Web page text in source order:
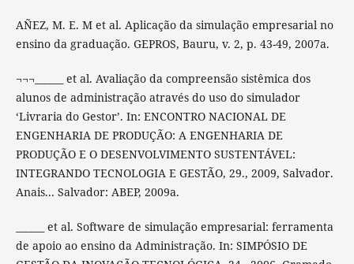
AÑEZ, M. E. M et al. Aplicação da simulação empresarial no
ensino da graduação. GEPROS, Bauru, v. 2, p. 43-49, 2007a.
¬¬¬______ et al. Avaliação da compreensão sistêmica dos
alunos de administração através do uso do simulador
‘Livraria do Gestor’. In: ENCONTRO NACIONAL DE
ENGENHARIA DE PRODUÇÃO: A ENGENHARIA DE
PRODUÇÃO E O DESENVOLVIMENTO SUSTENTÁVEL:
INTEGRANDO TECNOLOGIA E GESTÃO, 29., 2009, Salvador.
Anais... Salvador: ABEP, 2009a.
______ et al. Software de simulação empresarial: ferramenta
de apoio ao ensino da Administração. In: SIMPÓSIO DE